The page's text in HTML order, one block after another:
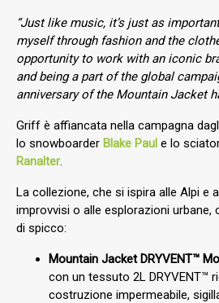
“Just like music, it’s just as
myself through fashion and the
opportunity to work with an iconic
and being a part of the global
anniversary of the Mountain Jacket
Griff è affiancata nella campagna
lo snowboarder Blake Paul e lo
Ranalter.
La collezione, che si ispira alle Alpi e
improvvisi o alle esplorazioni urbane,
di spicco:
Mountain Jacket DRYVENT™
con un tessuto 2L DRYVENT™
costruzione impermeabile,